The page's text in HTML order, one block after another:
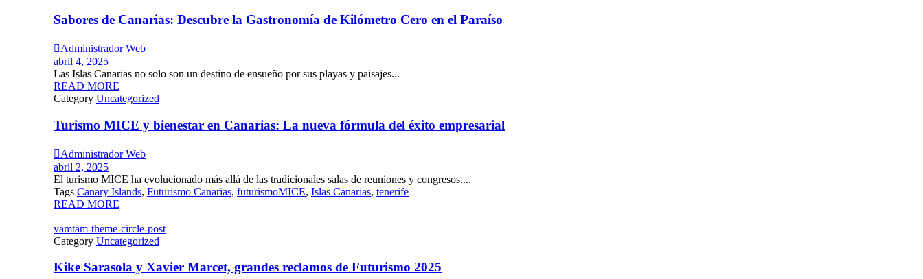
Sabores de Canarias: Descubre la Gastronomía de Kilómetro Cero en el Paraíso
Administrador Web
abril 4, 2025
Las Islas Canarias no solo son un destino de ensueño por sus playas y paisajes...
READ MORE
Category Uncategorized
Turismo MICE y bienestar en Canarias: La nueva fórmula del éxito empresarial
Administrador Web
abril 2, 2025
El turismo MICE ha evolucionado más allá de las tradicionales salas de reuniones y congresos....
Tags Canary Islands, Futurismo Canarias, futurismoMICE, Islas Canarias, tenerife
READ MORE
vamtam-theme-circle-post
Category Uncategorized
Kike Sarasola y Xavier Marcet, grandes reclamos de Futurismo 2025